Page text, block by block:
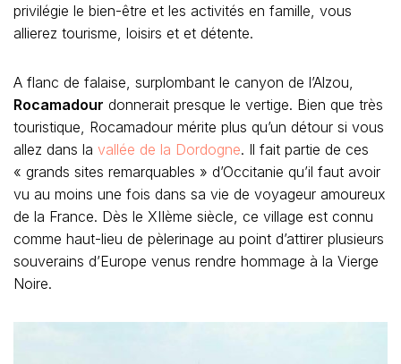
privilégie le bien-être et les activités en famille, vous
allierez tourisme, loisirs et et détente.
A flanc de falaise, surplombant le canyon de l’Alzou,
Rocamadour donnerait presque le vertige. Bien que très
touristique, Rocamadour mérite plus qu’un détour si vous
allez dans la vallée de la Dordogne. Il fait partie de ces
« grands sites remarquables » d’Occitanie qu’il faut avoir
vu au moins une fois dans sa vie de voyageur amoureux
de la France. Dès le XIIème siècle, ce village est connu
comme haut-lieu de pèlerinage au point d’attirer plusieurs
souverains d’Europe venus rendre hommage à la Vierge
Noire.